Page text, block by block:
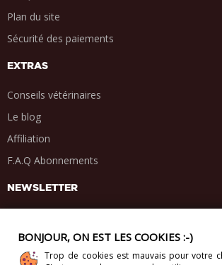
Plan du site
Sécurité des paiements
EXTRAS
Conseils vétérinaires
Le blog
Affiliation
F.A.Q Abonnements
NEWSLETTER
PARTAGE SOCIAL
BONJOUR, ON EST LES COOKIES :-)
Trop de cookies est mauvais pour votre